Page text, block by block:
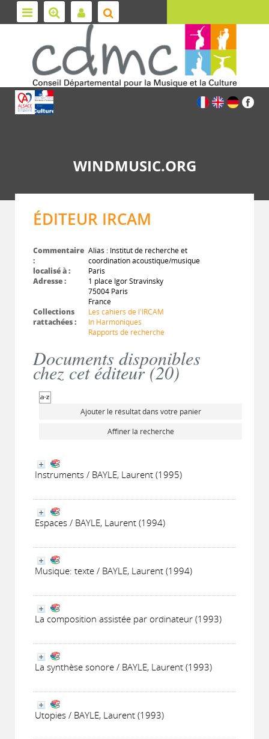
WINDMUSIC.ORG
ÉDITEUR IRCAM
Commentaire
:
Alias : Institut de recherche et
coordination acoustique/musique
localisé à :
Paris
Adresse :
1 place Igor Stravinsky
75004 Paris
France
Collections
rattachées :
Les cahiers de l'IRCAM
In Harmoniques
Rapports de recherche
Documents disponibles
chez cet éditeur (20)
Ajouter le résultat dans votre panier
Affiner la recherche
Instruments / BAYLE, Laurent (1995)
Espaces / BAYLE, Laurent (1994)
Musique: texte / BAYLE, Laurent (1994)
La composition assistée par ordinateur (1993)
La synthèse sonore / BAYLE, Laurent (1993)
Utopies / BAYLE, Laurent (1993)